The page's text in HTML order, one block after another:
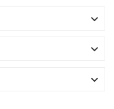


